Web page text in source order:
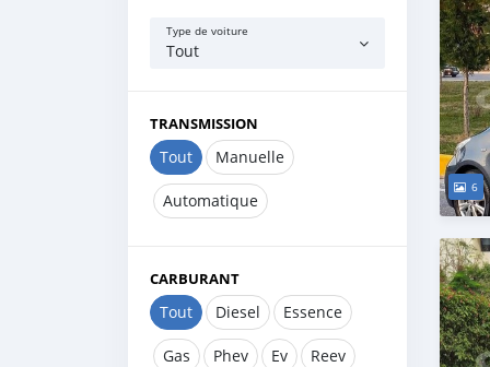
Type de voiture
Tout
TRANSMISSION
Tout Manuelle
Automatique
CARBURANT
Tout Diesel Essence
Gas Phev Ev Reev
6